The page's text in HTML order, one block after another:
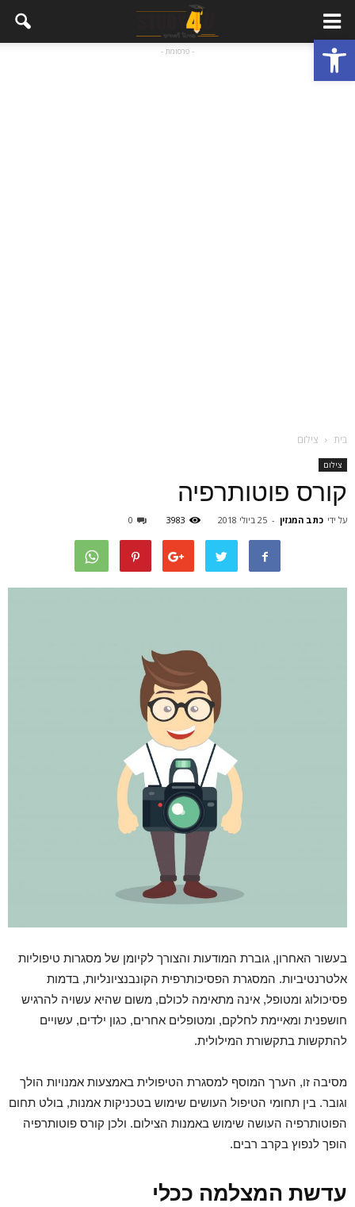
פתח סרגל נגישות - פרסומת -
בית צילום
צילום
קורס פוטותרפיה
על ידי כתב המגזין - 25 ביולי 2018 3983
0
בעשור האחרון, גוברת המודעות והצורך לקיומן של מסגרות טיפוליות
אלטרנטיביות. המסגרת הפסיכותרפית הקונבנציונליות, בדמות
פסיכולוג ומטופל, אינה מתאימה לכולם, משום שהיא עשויה להרגיש
חושפנית ומאיימת לחלקם, ומטופלים אחרים, כגון ילדים, עשויים
להתקשות בתקשורת המילולית.
מסיבה זו, הערך המוסף למסגרת הטיפולית באמצעות אמנויות הולך
וגובר. בין תחומי הטיפול העושים שימוש בטכניקות אמנות, בולט תחום
הפוטותרפיה העושה שימוש באמנות הצילום. ולכן קורס פוטותרפיה
הופך לנפוץ בקרב רבים.
עדשת המצלמה ככלי